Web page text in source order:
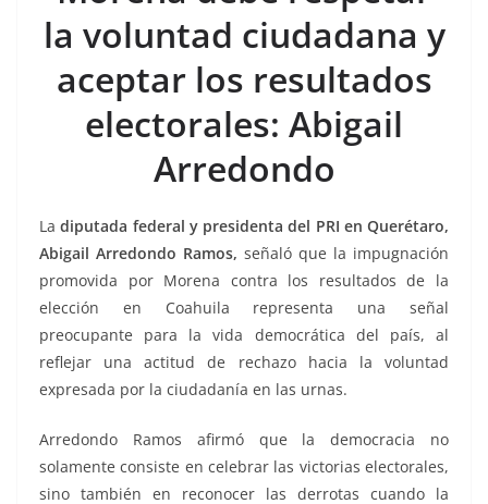
b
o
o
k
A
p
p
Li
n
k
a
m
la voluntad ciudadana y
aceptar los resultados
electorales: Abigail
Arredondo
Ladiputada federal y presidenta del PRI en Querétaro,
Abigail Arredondo Ramos, señaló que la impugnación
promovida por Morena contra los resultados de la
elección en Coahuila representa una señal
preocupante para la vida democrática del país, al
reflejar una actitud de rechazo hacia la voluntad
expresada por la ciudadanía en las urnas.
Arredondo Ramos afirmó que la democracia no
solamente consiste en celebrar las victorias electorales,
sino también en reconocer las derrotas cuando la